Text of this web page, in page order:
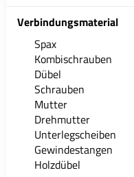
Verbindungsmaterial
Spax
Kombischrauben
Dübel
Schrauben
Mutter
Drehmutter
Unterlegscheiben
Gewindestangen
Holzdübel